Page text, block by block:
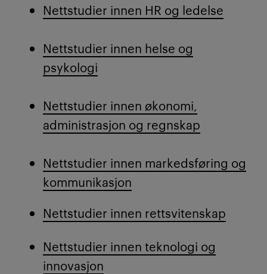
Nettstudier innen HR og ledelse
Nettstudier innen helse og
psykologi
Nettstudier innen økonomi,
administrasjon og regnskap
Nettstudier innen markedsføring og
kommunikasjon
Nettstudier innen rettsvitenskap
Nettstudier innen teknologi og
innovasjon